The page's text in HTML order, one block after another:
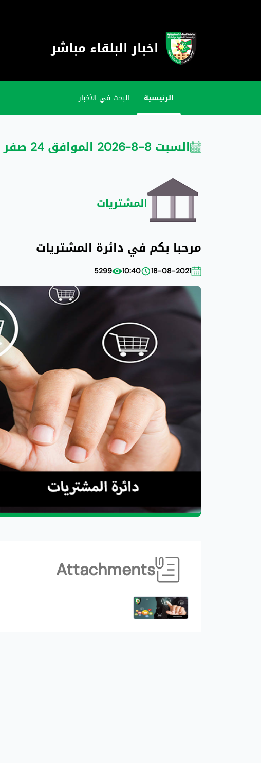
اخبار البلقاء مباشر
الرئيسية البحث في الأخبار
السبت 8-8-2026 الموافق 24 صفر 1448
المشتريات
مرحبا بكم في دائرة المشتريات
18-08-2021
10:40
5299
Attachments